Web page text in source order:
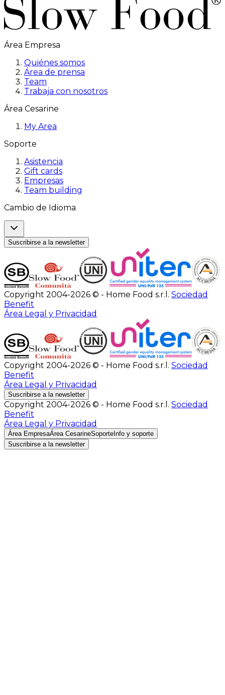
Área Empresa
Quiénes somos
Área de prensa
Team
Trabaja con nosotros
Área Cesarine
My Area
Soporte
Asistencia
Gift cards
Empresas
Team building
Cambio de Idioma
Suscribirse a la newsletter
Copyright 2004-2026 © - Home Food s.r.l. Sociedad
Benefit
Área Legal y Privacidad
Copyright 2004-2026 © - Home Food s.r.l. Sociedad
Benefit
Área Legal y Privacidad
Suscribirse a la newsletter
Copyright 2004-2026 © - Home Food s.r.l. Sociedad
Benefit
Área Legal y Privacidad
Área EmpresaÁrea CesarineSoporte Info y soporte
Suscribirse a la newsletter